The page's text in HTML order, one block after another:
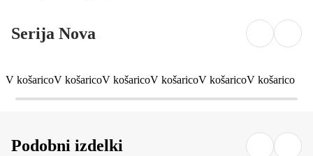
Serija Nova
V košaricoV košaricoV košaricoV košaricoV košaricoV košarico
Podobni izdelki